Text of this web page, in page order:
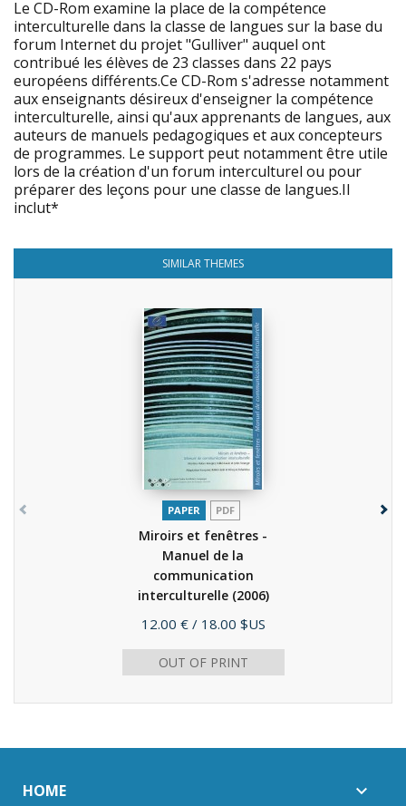
Le CD-Rom examine la place de la compétence
interculturelle dans la classe de langues sur la base du
forum Internet du projet "Gulliver" auquel ont
contribué les élèves de 23 classes dans 22 pays
européens différents.Ce CD-Rom s'adresse notamment
aux enseignants désireux d'enseigner la compétence
interculturelle, ainsi qu'aux apprenants de langues, aux
auteurs de manuels pedagogiques et aux concepteurs
de programmes. Le support peut notamment être utile
lors de la création d'un forum interculturel ou pour
préparer des leçons pour une classe de langues.Il
inclut*
SIMILAR THEMES
PAPER PDF
Miroirs et fenêtres -
Manuel de la
communication
interculturelle (2006)
Price
12.00 € / 18.00 $US
OUT OF PRINT
HOME 